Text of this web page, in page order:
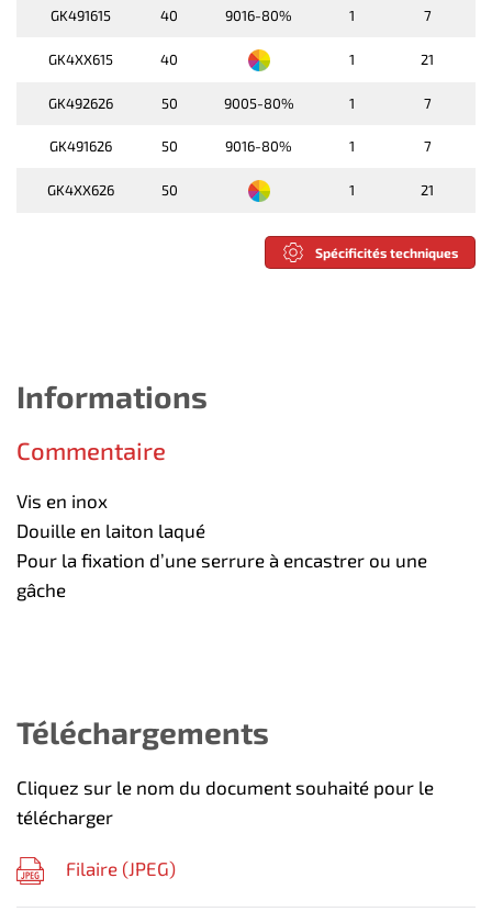
GK491615 40 9016-80% 1 7
GK4XX615 40 1 21
GK492626 50 9005-80% 1 7
GK491626 50 9016-80% 1 7
GK4XX626 50 1 21
Spécificités techniques
Informations
Commentaire
Vis en inox
Douille en laiton laqué
Pour la fixation d’une serrure à encastrer ou une
gâche
Téléchargements
Cliquez sur le nom du document souhaité pour le
télécharger
Filaire (JPEG)